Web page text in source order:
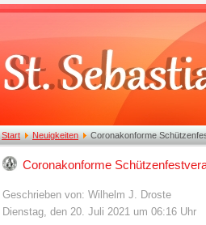
Start Neuigkeiten Coronakonforme
Coronakonforme
Geschrieben von: Wilhelm J. Droste
Dienstag, den 20. Juli 2021 um 06:16 Uhr